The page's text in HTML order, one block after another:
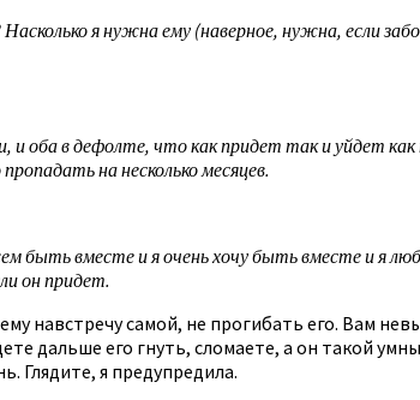
я нужна ему (наверное, нужна, если
оба в дефолте, что как придет так и уйдет
на несколько месяцев.
вместе и я очень хочу быть вместе и я
он придет.
навстречу самой, не прогибать его. Вам
дальше его гнуть, сломаете, а он такой
Глядите, я предупредила.